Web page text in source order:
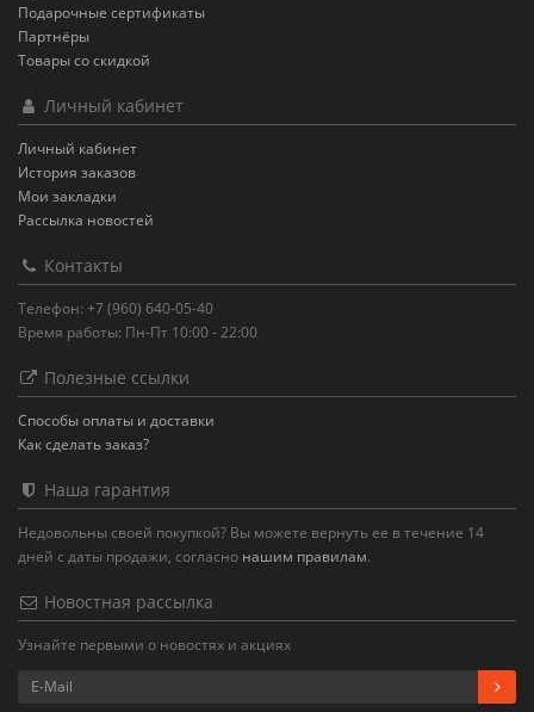
Подарочные сертификаты
Партнёры
Товары со скидкой
Личный кабинет
Личный кабинет
История заказов
Мои закладки
Рассылка новостей
Контакты
Телефон: +7 (960) 640-05-40
Время работы: Пн-Пт 10:00 - 22:00
Полезные ссылки
Способы оплаты и доставки
Как сделать заказ?
Наша гарантия
Недовольны своей покупкой? Вы можете вернуть ее в течение 14
дней с даты продажи, согласно нашим правилам.
Новостная рассылка
Узнайте первыми о новостях и акциях